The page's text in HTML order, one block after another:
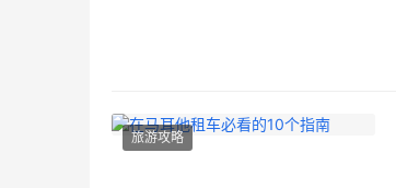
旅游攻略